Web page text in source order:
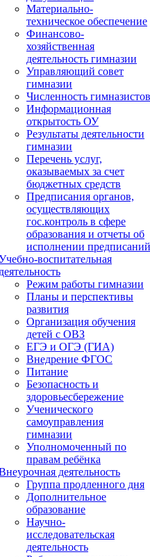
Материально-
техническое обеспечение
Финансово-
хозяйственная
деятельность гимназии
Управляющий совет
гимназии
Численность гимназистов
Информационная
открытость ОУ
Результаты деятельности
гимназии
Перечень услуг,
оказываемых за счет
бюджетных средств
Предписания органов,
осуществляющих
гос.контроль в сфере
образования и отчеты об
исполнении предписаний
воспитательная
деятельность
Режим работы гимназии
Планы и перспективы
развития
Организация обучения
детей с ОВЗ
ЕГЭ и ОГЭ (ГИА)
Внедрение ФГОС
Питание
Безопасность и
здоровьесбережение
Ученического
самоуправления
гимназии
Уполномоченный по
правам ребёнка
деятельность
Группа продленного дня
Дополнительное
образование
Научно-
исследовательская
деятельность